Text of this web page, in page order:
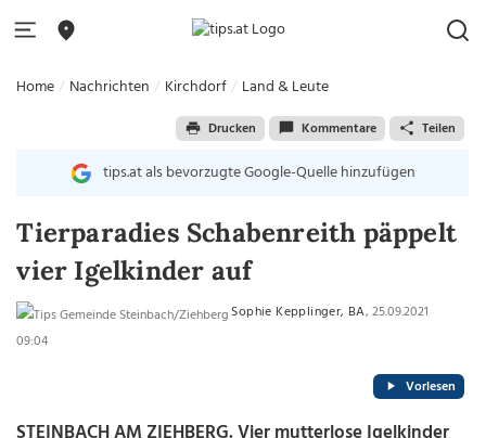
Home Nachrichten Kirchdorf Land & Leute
Drucken Kommentare Teilen
tips.at als bevorzugte Google-Quelle hinzufügen
Tierparadies Schabenreith päppelt
vier Igelkinder auf
Sophie Kepplinger, BA, 25.09.2021
09:04
Vorlesen